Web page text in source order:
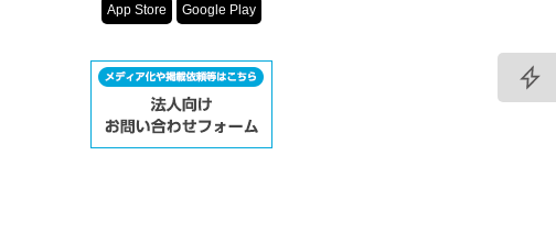
App Store Google Play